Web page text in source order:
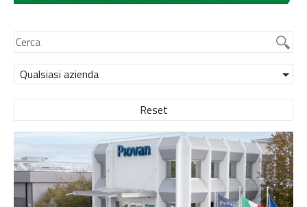
ALIMENTARE
Qualsiasi azienda
Reset